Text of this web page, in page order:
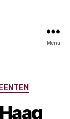
Menu